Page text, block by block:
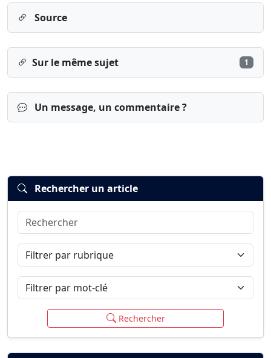
Source
Sur le même sujet 1
Un message, un commentaire ?
Connexion
Rechercher un article
Rechercher
Filtrer par rubrique
Filtrer par mot-clé
Rechercher